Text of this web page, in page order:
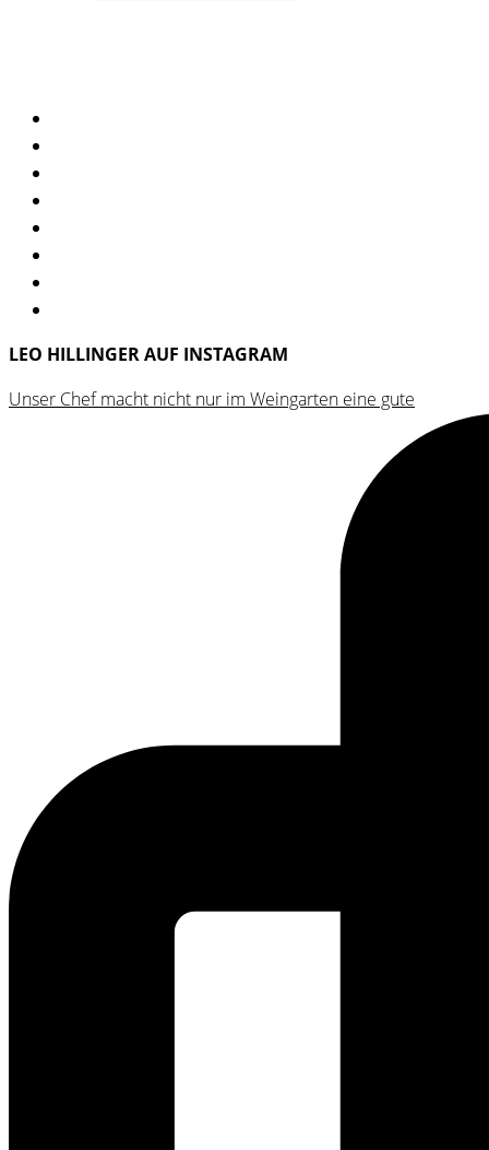
LEO HILLINGER AUF INSTAGRAM
Unser Chef macht nicht nur im Weingarten eine gute